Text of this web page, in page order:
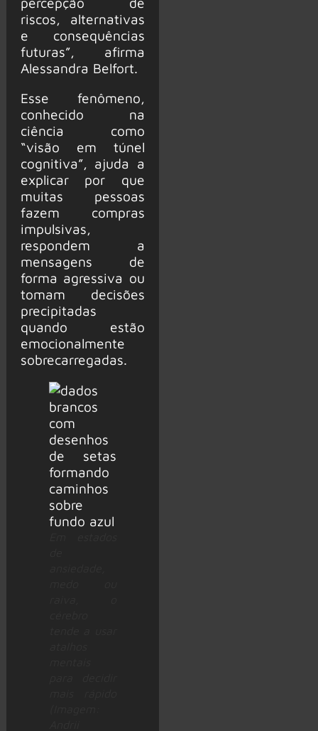
riscos, alternativas
e consequências
futuras”, afirma
Alessandra Belfort.
Esse fenômeno,
conhecido na
ciência como
“visão em túnel
cognitiva”, ajuda a
explicar por que
muitas pessoas
fazem compras
impulsivas,
respondem a
mensagens de
forma agressiva ou
tomam decisões
precipitadas
quando estão
emocionalmente
sobrecarregadas.